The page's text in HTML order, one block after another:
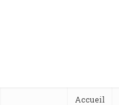
Accueil